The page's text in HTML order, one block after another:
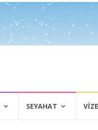
SEYAHAT VIZE